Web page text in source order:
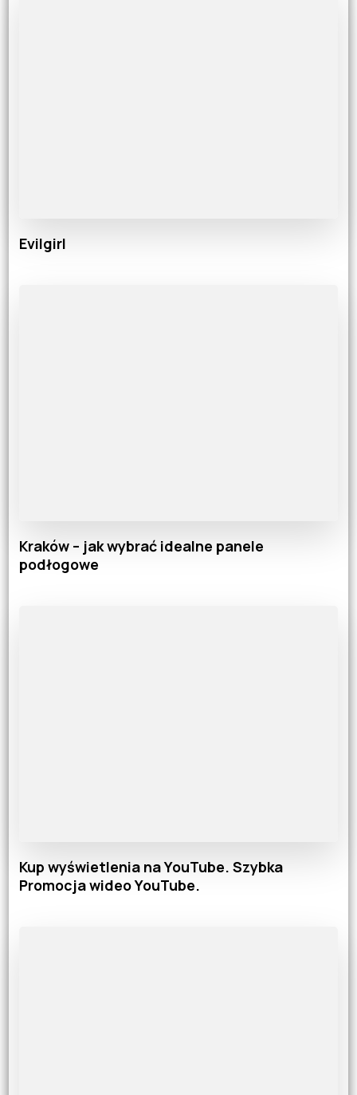
Evilgirl
Kraków – jak wybrać idealne panele
podłogowe
Kup wyświetlenia na YouTube. Szybka
Promocja wideo YouTube.